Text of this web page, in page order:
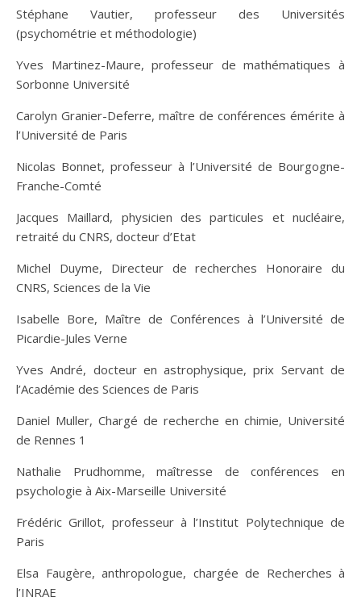
Stéphane Vautier, professeur des Universités
(psychométrie et méthodologie)
Yves Martinez-Maure, professeur de mathématiques à
Sorbonne Université
Carolyn Granier-Deferre, maître de conférences émérite à
l’Université de Paris
Nicolas Bonnet, professeur à l’Université de Bourgogne-
Franche-Comté
Jacques Maillard, physicien des particules et nucléaire,
retraité du CNRS, docteur d’Etat
Michel Duyme, Directeur de recherches Honoraire du
CNRS, Sciences de la Vie
Isabelle Bore, Maître de Conférences à l’Université de
Picardie-Jules Verne
Yves André, docteur en astrophysique, prix Servant de
l’Académie des Sciences de Paris
Daniel Muller, Chargé de recherche en chimie, Université
de Rennes 1
Nathalie Prudhomme, maîtresse de conférences en
psychologie à Aix-Marseille Université
Frédéric Grillot, professeur à l’Institut Polytechnique de
Paris
Elsa Faugère, anthropologue, chargée de Recherches à
l’INRAE